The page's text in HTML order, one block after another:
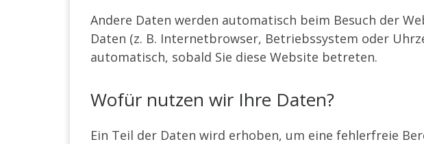
Andere Daten werden automatisch beim Besuch der
Daten (z. B. Internetbrowser, Betriebssystem oder
automatisch, sobald Sie diese Website betreten.
Wofür nutzen wir Ihre Daten?
Ein Teil der Daten wird erhoben, um eine fehlerfreie